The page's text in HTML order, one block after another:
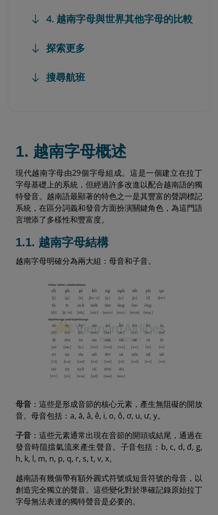
4. 越南字母與世界其他字母的比較
探索更多
搜尋航班
1. 越南字母概述
現代越南字母由29個字母組成。這是一個建立在拉丁
字母基礎上的系統，但經過許多改進以配合越南語的獨
特發音。越南語最顯著的特色之一是其豐富的聲調標記
系統，在區分詞義和發音方面扮演關鍵角色，為這門語
言增添了多樣性和豐富度。
1.1. 越南字母結構
越南字母明確分為兩大組：母音和子音。
母音 ：這些是形成音節的核心元素，產生無阻礙的開放
音。母音包括：a, ă, â, ê, i, o, ô, ơ, u, ư, y。
子音 ：這些元素通常出現在音節的開頭或結尾，通過在
發音時阻擋氣流來產生聲音。子音包括：b, c, d, đ, g,
h, k, l, m, n, p, q, r, s, t, v, x。
越南語有幾個帶有額外圓式符號或短音符號的母音，以
創造完全獨立的聲音。這些變化對於準確記錄原始拉丁
字母無法表達的獨特聲音是必要的。